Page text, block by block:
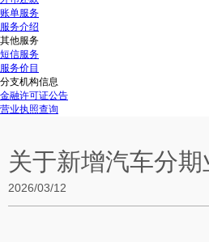
账单服务
服务介绍
其他服务
短信服务
服务价目
分支机构信息
金融许可证公告
营业执照查询
关于新增汽车分
2026/03/12